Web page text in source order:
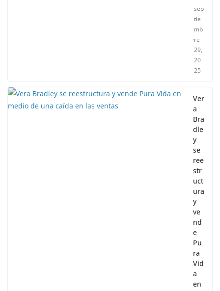
sep
tie
mb
re
29,
20
25
Ver
a
Bra
dle
y
se
ree
str
uct
ura
y
ve
nd
e
Pu
ra
Vid
a
en